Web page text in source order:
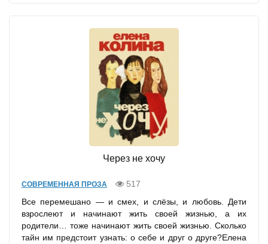
Через не хочу
СОВРЕМЕННАЯ ПРОЗА
517
Все перемешано — и смех, и слёзы, и любовь. Дети
взрослеют и начинают жить своей жизнью, а их
родители… тоже начинают жить своей жизнью. Сколько
тайн им предстоит узнать: о себе и друг о друге?Елена